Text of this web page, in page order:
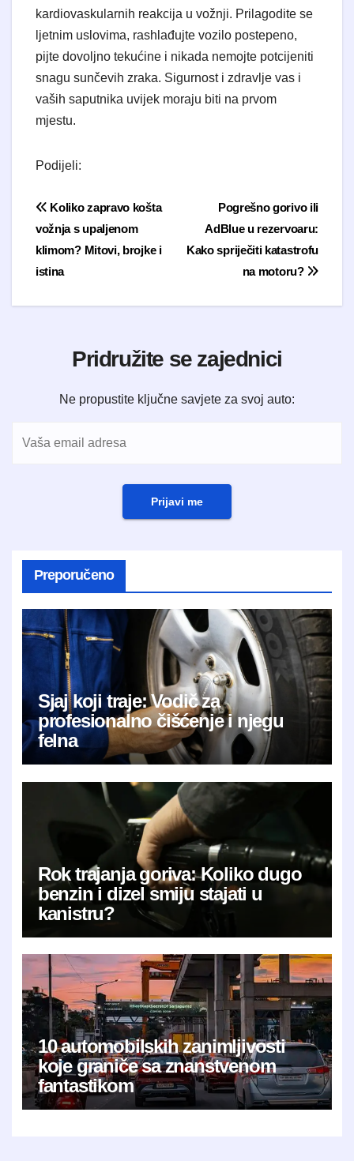
kardiovaskularnih reakcija u vožnji. Prilagodite se
ljetnim uslovima, rashlađujte vozilo postepeno,
pijte dovoljno tekućine i nikada nemojte potcijeniti
snagu sunčevih zraka. Sigurnost i zdravlje vas i
vaših saputnika uvijek moraju biti na prvom
mjestu.
Podijeli:
Navigacija objavaPogrešno gorivo ili
AdBlue u rezervoaru:
Kako spriječiti katastrofu
na motoru?
Koliko zapravo košta
vožnja s upaljenom
klimom? Mitovi, brojke i
istina
Pridružite se zajednici
Ne propustite ključne savjete za svoj auto:
Prijavi me
Preporučeno
Sjaj koji traje: Vodič za
profesionalno čišćenje i njegu
felna
Rok trajanja goriva: Koliko dugo
benzin i dizel smiju stajati u
kanistru?
10 automobilskih zanimljivosti
koje graniče sa znanstvenom
fantastikom